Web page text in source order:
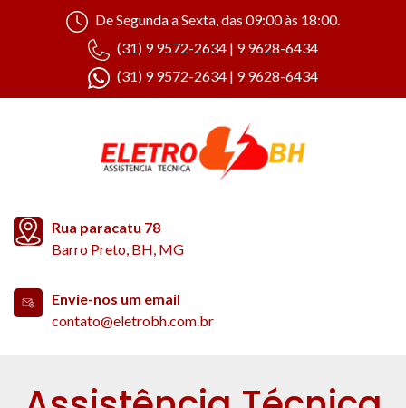
De Segunda a Sexta, das 09:00 às 18:00.
(31) 9 9572-2634 | 9 9628-6434
(31) 9 9572-2634 | 9 9628-6434
Rua paracatu 78
Barro Preto, BH, MG
Envie-nos um email
contato@eletrobh.com.br